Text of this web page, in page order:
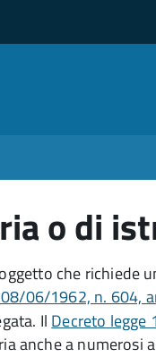
o di
che richiede
06/1962, n. 604,
Il Decreto
anche a numerosi